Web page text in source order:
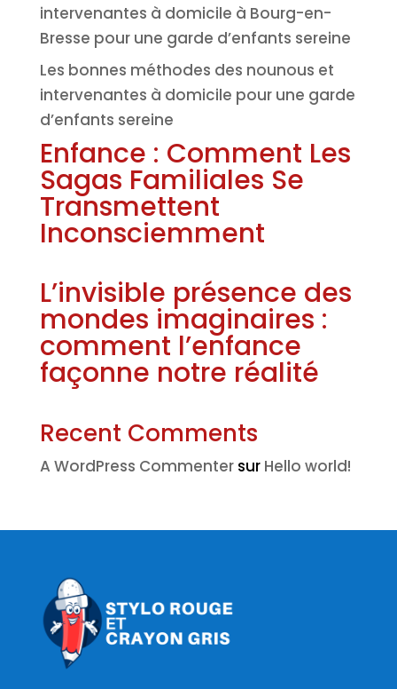
intervenantes à domicile à Bourg-en-
Bresse pour une garde d’enfants sereine
Les bonnes méthodes des nounous et
intervenantes à domicile pour une garde
d’enfants sereine
Enfance : Comment Les
Sagas Familiales Se
Transmettent
Inconsciemment
L’invisible présence des
mondes imaginaires :
comment l’enfance
façonne notre réalité
Recent Comments
A WordPress Commentersur Hello world!